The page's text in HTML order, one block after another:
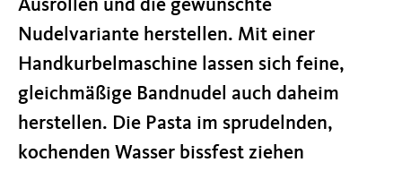
Ausrollen und die gewünschte
Nudelvariante herstellen. Mit einer
Handkurbelmaschine lassen sich feine,
gleichmäßige Bandnudel auch daheim
herstellen. Die Pasta im sprudelnden,
kochenden Wasser bissfest ziehen